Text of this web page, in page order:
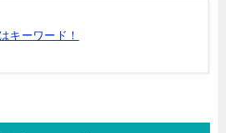
キーワード！